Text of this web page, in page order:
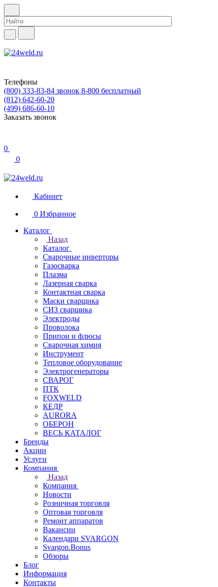
Телефоны
(800) 333-83-84 звонок 8-800 бесплатный
(812) 642-60-20
(499) 686-60-10
Заказать звонок
0
0
Кабинет
0 Избранное
Каталог
Назад
Каталог
Сварочные инверторы
Газосварка
Плазма
Лазерная сварка
Контактная сварка
Маски сварщика
СИЗ сварщика
Электроды
Проволока
Припои и флюсы
Сварочная химия
Инструмент
Тепловое оборудование
Электрогенераторы
СВАРОГ
ПТК
FOXWELD
КЕДР
AURORA
ОБЕРОН
ВЕСЬ КАТАЛОГ
Бренды
Акции
Услуги
Компания
Назад
Компания
Новости
Розничная торговля
Оптовая торговля
Ремонт аппаратов
Вакансии
Календари SVARGON
Svargon.Bonus
Обзоры
Блог
Информация
Контакты